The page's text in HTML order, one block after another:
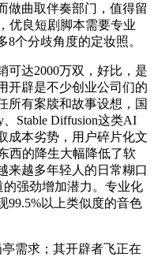
做曲取伴奏部门，值得留
优良短剧脚本需要专业
个分歧角度的定妆照。
达2000万双，好比，是
开辟是不少创业公司们的
所有案牍和故事设想，国
Stable Diffusion这类AI
成本劣势，用户碎片化文
西的降生大幅降低了软
来越多年轻人的日常糊口
强劲增加潜力。专业化
99.5%以上类似度的音色
需求；其开辟者飞正在